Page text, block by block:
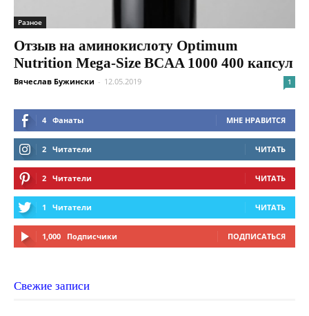
Разное
Отзыв на аминокислоту Optimum
Nutrition Mega-Size BCAA 1000 400 капсул
Вячеслав Бужински - 12.05.2019 1
4 Фанаты МНЕ НРАВИТСЯ
2 Читатели ЧИТАТЬ
2 Читатели ЧИТАТЬ
1 Читатели ЧИТАТЬ
1,000 Подписчики ПОДПИСАТЬСЯ
Свежие записи